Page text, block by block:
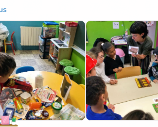
en carton.
pas de casse !).
vous protégez la nature, les animaux